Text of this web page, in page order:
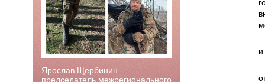
Ярослав Щербинин -
председатель межрегионального
и